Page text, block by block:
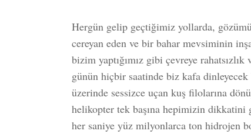
Hergün gelip geçtiğimiz yollarda,
cereyan eden ve bir bahar mevsiminin
bizim yaptığımız gibi çevreye
günün hiçbir saatinde biz kafa dinleyecek
üzerinde sessizce uçan kuş filolarına
helikopter tek başına hepimizin dikkatini
her saniye yüz milyonlarca ton hidrojen